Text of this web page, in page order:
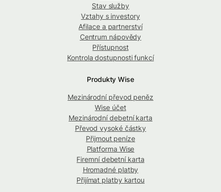
Stav služby
Vztahy s investory
Afilace a partnerství
Centrum nápovědy
Přístupnost
Kontrola dostupnosti funkcí
Produkty Wise
Mezinárodní převod peněz
Wise účet
Mezinárodní debetní karta
Převod vysoké částky
Přijmout peníze
Platforma Wise
Firemní debetní karta
Hromadné platby
Přijímat platby kartou